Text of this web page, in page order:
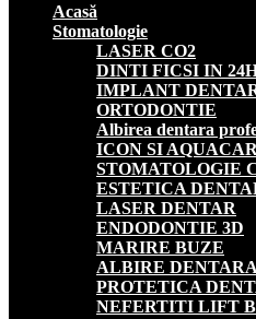
Acasă
Stomatologie
LASER CO2
DINTI FICSI IN
IMPLANT
ORTODONTIE
Albirea dentara
ICON SI
STOMATOLOGIE
ESTETICA
LASER DENTAR
ENDODONTIE 3D
MARIRE BUZE
ALBIRE
PROTETICA
NEFERTITI LIFT